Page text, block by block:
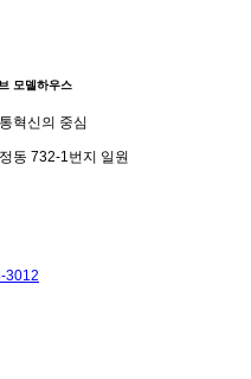
모델하우스
혁신의 중심
동 732-1번지 일원
3012